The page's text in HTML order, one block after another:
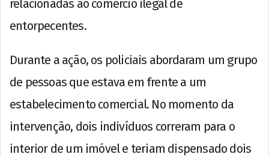
relacionadas ao comércio ilegal de
entorpecentes.
Durante a ação, os policiais abordaram um grupo
de pessoas que estava em frente a um
estabelecimento comercial. No momento da
intervenção, dois indivíduos correram para o
interior de um imóvel e teriam dispensado dois